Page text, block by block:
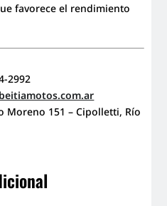
favorece el rendimiento
2992
Moreno 151 – Cipolletti, Río